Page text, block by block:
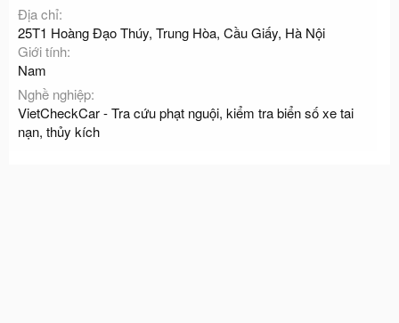
Địa chỉ
25T1 Hoàng Đạo Thúy, Trung Hòa, Cầu Giấy, Hà Nội
Giới tính
Nam
Nghề nghiệp
VietCheckCar - Tra cứu phạt nguội, kiểm tra biển số xe tai
nạn, thủy kích